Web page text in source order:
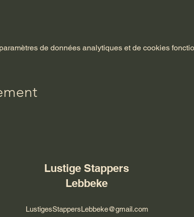
de données analytiques et de cookies
Lustige Stappers
Lebbeke
LustigesStappersLebbeke@gmail.com